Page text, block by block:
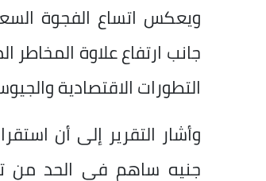
ويعكس اتساع الفجوة
جانب ارتفاع علاوة
التطورات الاقتصادية
جنيه ساهم في الحد من